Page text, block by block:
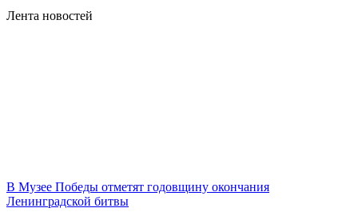
Лента новостей
В Музее Победы отметят годовщину окончания
Ленинградской битвы